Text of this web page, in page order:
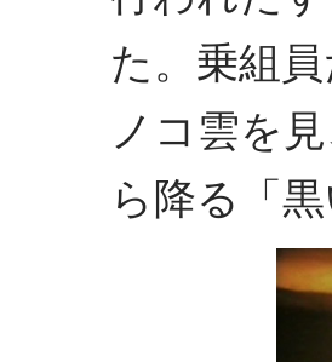
た。乗組
ノコ雲を
ら降る「